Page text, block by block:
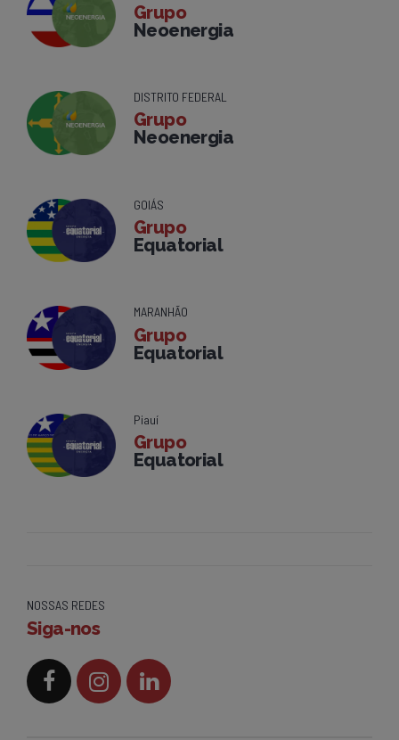
Grupo
Neoenergia
DISTRITO FEDERAL
Grupo
Neoenergia
GOIÁS
Grupo
Equatorial
MARANHÃO
Grupo
Equatorial
Piauí
Grupo
Equatorial
NOSSAS REDES
Siga-nos